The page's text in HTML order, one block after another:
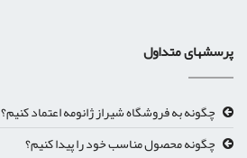
پرسشهای متداول
چگونه به فروشگاه شیراز ژانومه اعتماد کنیم؟
چگونه محصول مناسب خود را پیدا کنیم؟